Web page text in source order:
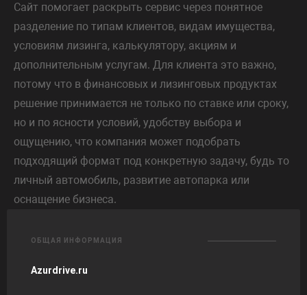
Сайт помогает раскрыть сервис через понятное
разделение по типам клиентов, видам имущества,
условиям лизинга, калькулятору, акциям и
дополнительным услугам. Для клиента это важно,
потому что в финансовых и лизинговых продуктах
решение принимается не только по ставке или сроку,
но и по ясности условий, удобству выбора и
ощущению, что компания может подобрать
подходящий формат под конкретную задачу, будь то
личный автомобиль, развитие автопарка или
оснащение бизнеса.
ОБЩАЯ ИНФОРМАЦИЯ
Azurdrive.ru